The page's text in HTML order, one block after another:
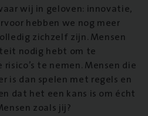
wij in geloven: innovatie,
hebben we nog meer
zichzelf zijn. Mensen
nodig hebt om te
te nemen. Mensen die
is dan spelen met regels en
dat het een kans is om écht
zoals jij?